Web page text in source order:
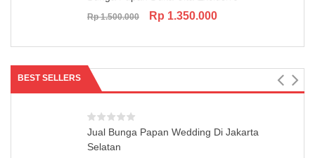
Rp1.500.000
Original
Rp 1.350.000Current
BEST SELLERS
Jual Bunga Papan Wedding Di Jakarta
Selatan